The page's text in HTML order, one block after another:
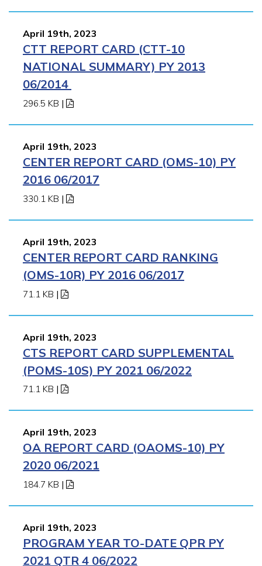
April 19th, 2023
CTT REPORT CARD (CTT-10
NATIONAL SUMMARY) PY 2013
06/2014
296.5 KB |
April 19th, 2023
CENTER REPORT CARD (OMS-10) PY
2016 06/2017
330.1 KB |
April 19th, 2023
CENTER REPORT CARD RANKING
(OMS-10R) PY 2016 06/2017
71.1 KB |
April 19th, 2023
CTS REPORT CARD SUPPLEMENTAL
(POMS-10S) PY 2021 06/2022
71.1 KB |
April 19th, 2023
OA REPORT CARD (OAOMS-10) PY
2020 06/2021
184.7 KB |
April 19th, 2023
PROGRAM YEAR TO-DATE QPR PY
2021 QTR 4 06/2022